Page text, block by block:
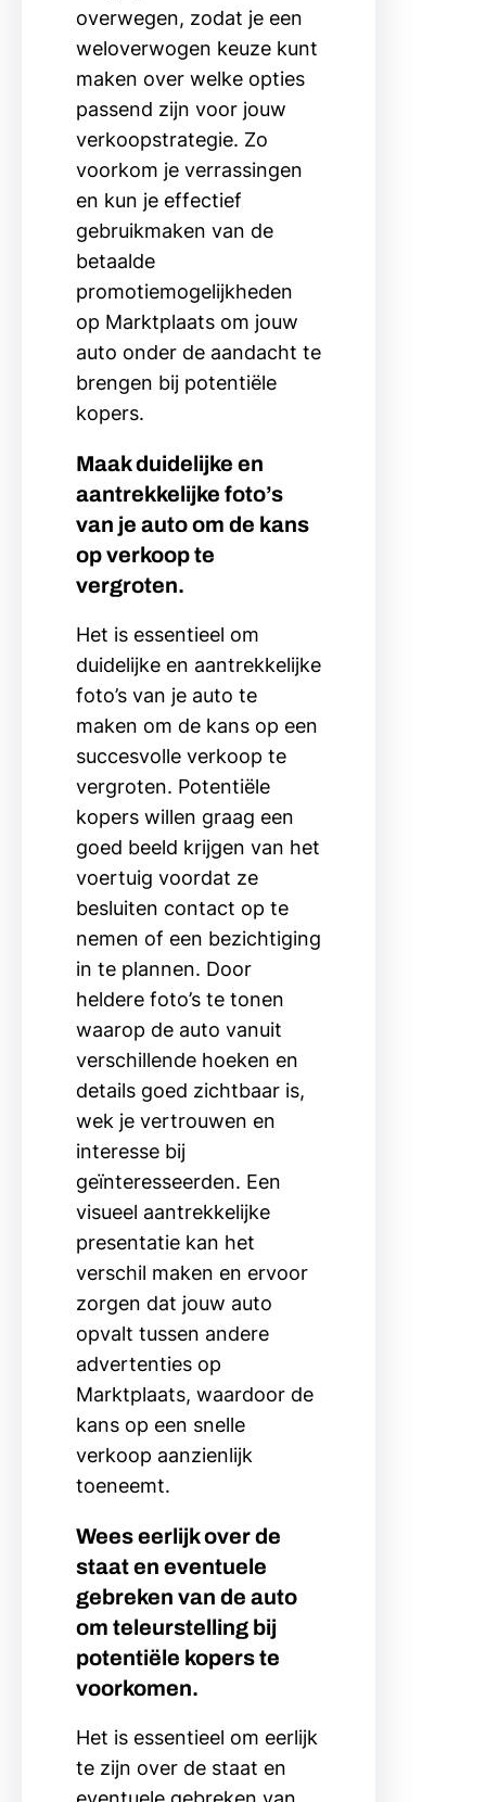
overwegen, zodat je een
weloverwogen keuze kunt
maken over welke opties
passend zijn voor jouw
verkoopstrategie. Zo
voorkom je verrassingen
en kun je effectief
gebruikmaken van de
betaalde
promotiemogelijkheden
op Marktplaats om jouw
auto onder de aandacht te
brengen bij potentiële
kopers.
Maak duidelijke en
aantrekkelijke foto’s
van je auto om de kans
op verkoop te
vergroten.
Het is essentieel om
duidelijke en aantrekkelijke
foto’s van je auto te
maken om de kans op een
succesvolle verkoop te
vergroten. Potentiële
kopers willen graag een
goed beeld krijgen van het
voertuig voordat ze
besluiten contact op te
nemen of een bezichtiging
in te plannen. Door
heldere foto’s te tonen
waarop de auto vanuit
verschillende hoeken en
details goed zichtbaar is,
wek je vertrouwen en
interesse bij
geïnteresseerden. Een
visueel aantrekkelijke
presentatie kan het
verschil maken en ervoor
zorgen dat jouw auto
opvalt tussen andere
advertenties op
Marktplaats, waardoor de
kans op een snelle
verkoop aanzienlijk
toeneemt.
Wees eerlijk over de
staat en eventuele
gebreken van de auto
om teleurstelling bij
potentiële kopers te
voorkomen.
Het is essentieel om eerlijk
te zijn over de staat en